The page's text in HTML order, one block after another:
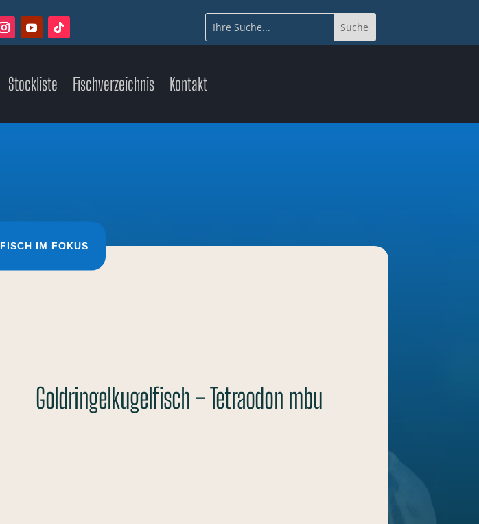
Stockliste Fischverzeichnis Kontakt
FISCH IM FOKUS
Goldringelkugelfisch – Tetraodon mbu